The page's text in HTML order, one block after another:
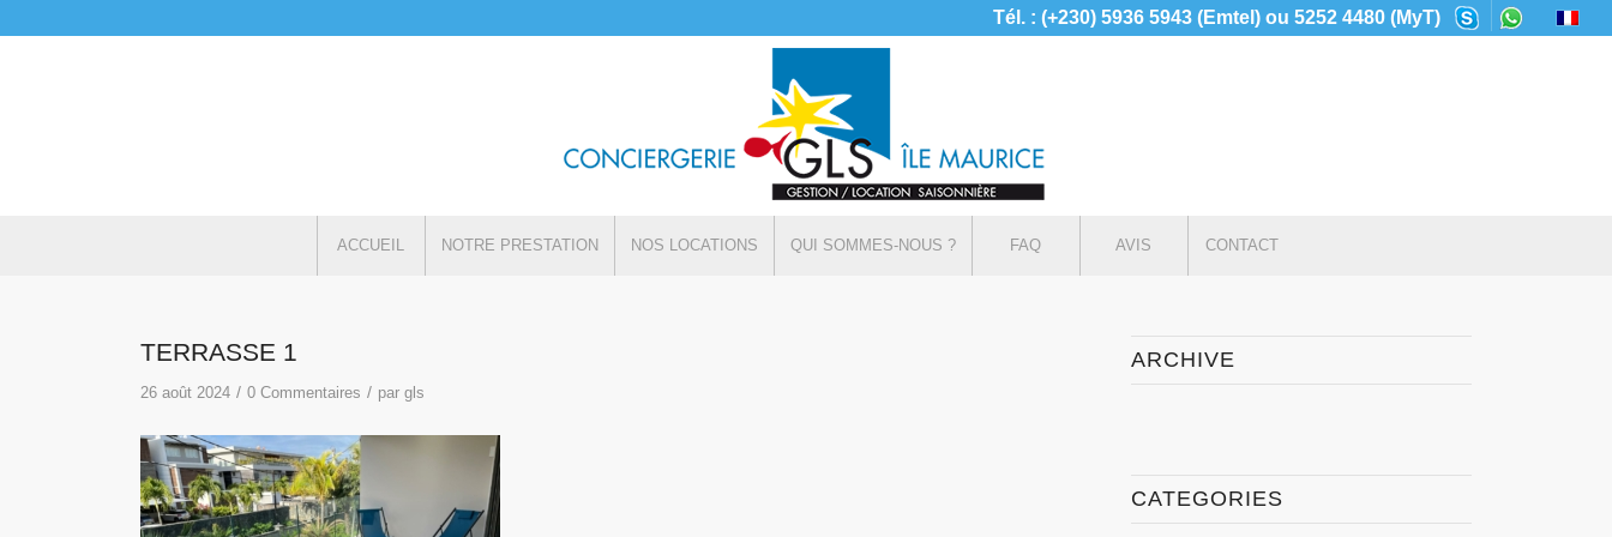
Tél. : (+230) 5936 5943 (Emtel) ou 5252 4480 (MyT)
ACCUEIL NOTRE PRESTATION NOS LOCATIONS QUI SOMMES-NOUS ? FAQ AVIS CONTACT
TERRASSE 1
26 août 2024 / 0 Commentaires / pargls
ARCHIVE
CATEGORIES